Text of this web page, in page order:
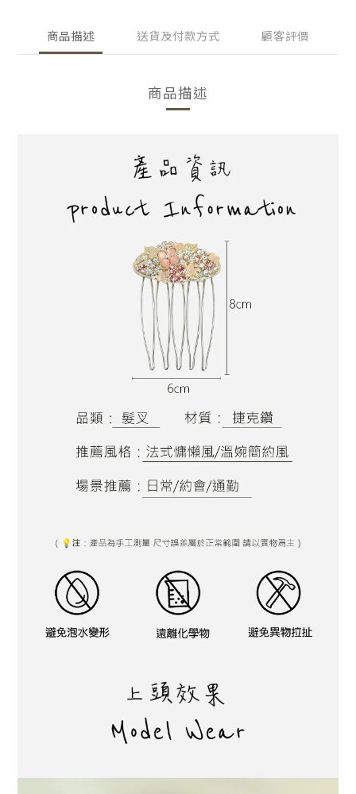
商品描述 送貨及付款方式 顧客評價
商品描述